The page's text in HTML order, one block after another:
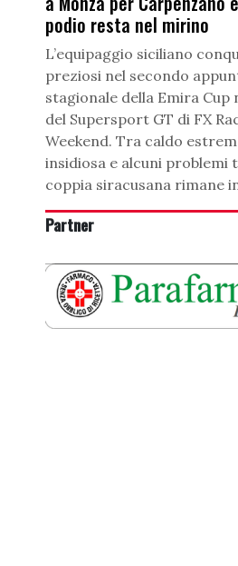
podio resta nel mirino
L’equipaggio siciliano
preziosi nel secondo
stagionale della Emira Cup
del Supersport GT di FX
Weekend. Tra caldo
insidiosa e alcuni problemi
coppia siracusana rimane
Partner